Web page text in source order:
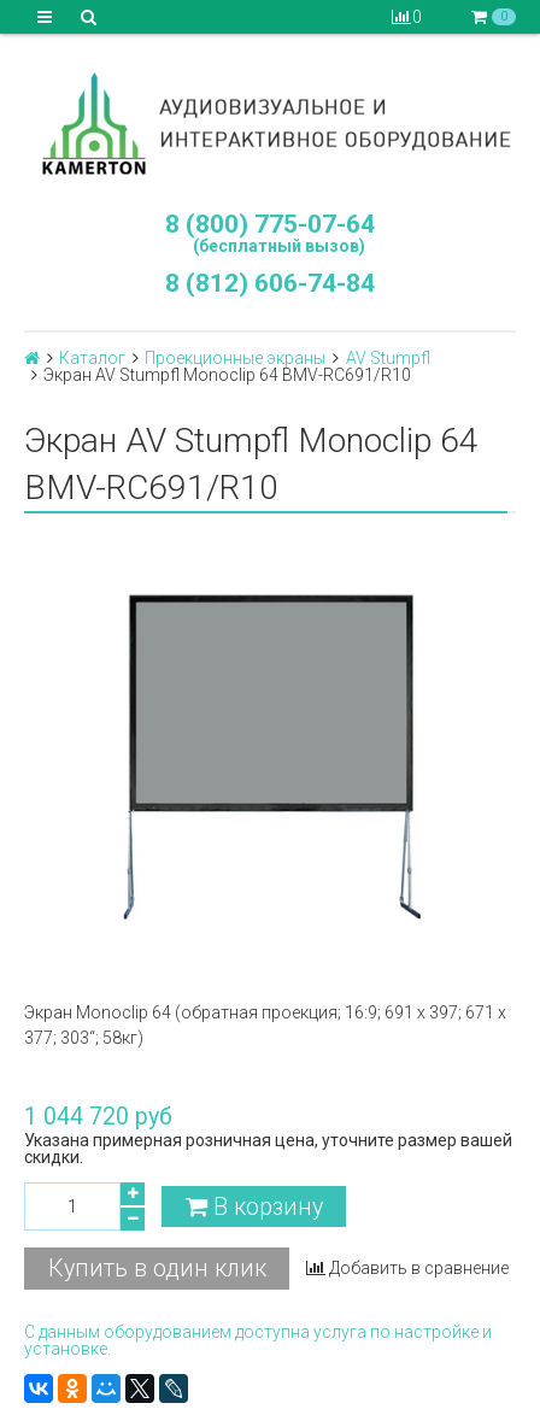
0 0
8 (800) 775-07-64
(бесплатный вызов)
8 (812) 606-74-84
Каталог Проекционные экраны
AV Stumpfl
Экран AV Stumpfl Monoclip 64 BMV-RC691/R10
Экран AV Stumpfl Monoclip 64
BMV-RC691/R10
Экран Monoclip 64 (обратная проекция; 16:9; 691 x 397; 671 x
377; 303“; 58кг)
1 044 720 руб
Указана примерная розничная цена, уточните размер вашей
скидки.
В корзину
Купить в один клик Добавить в сравнение
С данным оборудованием доступна услуга по настройке и
установке.